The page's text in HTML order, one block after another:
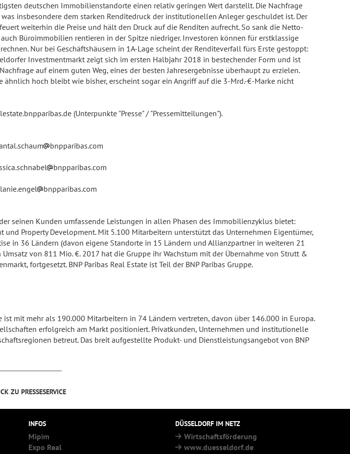
deutschen Immobilienstandorte einen relativ geringen Wert darstellt. Die Nachfrage
insbesondere dem starken Renditedruck der institutionellen Anleger geschuldet ist. Der
weiterhin die Preise und hält den Druck auf die Renditen aufrecht. So sank die Netto-
Büroimmobilien rentieren in der Spitze niedriger. Investoren können für erstklassige
Nur bei Geschäftshäusern in 1A-Lage scheint der Renditeverfall fürs Erste gestoppt:
Investmentmarkt zeigt sich im ersten Halbjahr 2018 in bestechender Form und ist
auf einem guten Weg, eines der besten Jahresergebnisse überhaupt zu erzielen.
hoch bleibt wie bisher, erscheint sogar ein Angriff auf die 3-Mrd.-€-Marke nicht
(Unterpunkte "Presse" / "Pressemitteilungen").
bnpparibas.com
bnpparibas.com
bnpparibas.com
seinen Kunden umfassende Leistungen in allen Phasen des Immobilienzyklus bietet:
Property Development. Mit 5.100 Mitarbeitern unterstützt das Unternehmen Eigentümer,
in 36 Ländern (davon eigene Standorte in 15 Ländern und Allianzpartner in weiteren 21
von 811 Mio. €. 2017 hat die Gruppe ihr Wachstum mit der Übernahme von Strutt &
fortgesetzt. BNP Paribas Real Estate ist Teil der BNP Paribas Gruppe.
mit mehr als 190.000 Mitarbeitern in 74 Ländern vertreten, davon über 146.000 in Europa.
erfolgreich am Markt positioniert. Privatkunden, Unternehmen und institutionelle
betreut. Das breit aufgestellte Produkt- und Dienstleistungsangebot von BNP
ZU PRESSESERVICE
INFOS
Mipim
Expo Real
DÜSSELDORF IM NETZ
Wirtschaftsförderung
www.duesseldorf.de